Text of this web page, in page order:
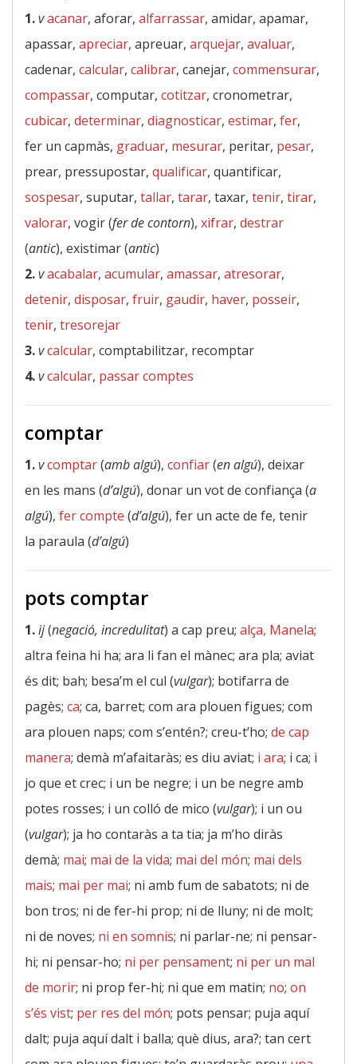
1.vacanar, aforar, alfarrassar, amidar, apamar,
apassar, apreciar, apreuar, arquejar, avaluar,
cadenar, calcular, calibrar, canejar, commensurar,
compassar, computar, cotitzar, cronometrar,
cubicar, determinar, diagnosticar, estimar, fer,
fer un capmàs, graduar, mesurar, peritar, pesar,
prear, pressupostar, qualificar, quantificar,
sospesar, suputar, tallar, tarar, taxar, tenir, tirar,
valorar, vogir (fer de contorn), xifrar, destrar
(antic), existimar (antic)
2.vacabalar, acumular, amassar, atresorar,
detenir, disposar, fruir, gaudir, haver, posseir,
tenir, tresorejar
3.vcalcular, comptabilitzar, recomptar
4.vcalcular, passar comptes
comptar
1.vcomptar(amb algú), confiar(en algú), deixar
en les mans (d’algú), donar un vot de confiança (a
algú), fer compte (d’algú), fer un acte de fe, tenir
la paraula (d’algú)
pots comptar
1.ij(negació, incredulitat) a cap preu; alça, Manela;
altra feina hi ha; ara li fan el mànec; ara pla; aviat
és dit; bah; besa’m el cul (vulgar); botifarra de
pagès; ca; ca, barret; com ara plouen figues; com
ara plouen naps; com s’entén?; creu-t’ho; de cap
manera; demà m’afaitaràs; es diu aviat; i ara; i ca; i
jo que et crec; i un be negre; i un be negre amb
potes rosses; i un colló de mico (vulgar); i un ou
(vulgar); ja ho contaràs a ta tia; ja m’ho diràs
demà; mai; mai de la vida; mai del món; mai dels
mais; mai per mai; ni amb fum de sabatots; ni de
bon tros; ni de fer-hi prop; ni de lluny; ni de molt;
ni de noves; ni en somnis; ni parlar-ne; ni pensar-
hi; ni pensar-ho; ni per pensament; ni per un mal
de morir; ni prop fer-hi; ni que em matin; no; on
s’és vist; per res del món; pots pensar; puja aquí
dalt; puja aquí dalt i balla; què dius, ara?; tan cert